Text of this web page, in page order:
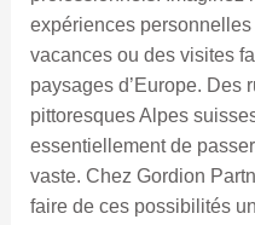
expériences
vacances ou des visites
paysages d’Europe. Des
pittoresques Alpes
essentiellement de
vaste. Chez Gordion
faire de ces possibilités